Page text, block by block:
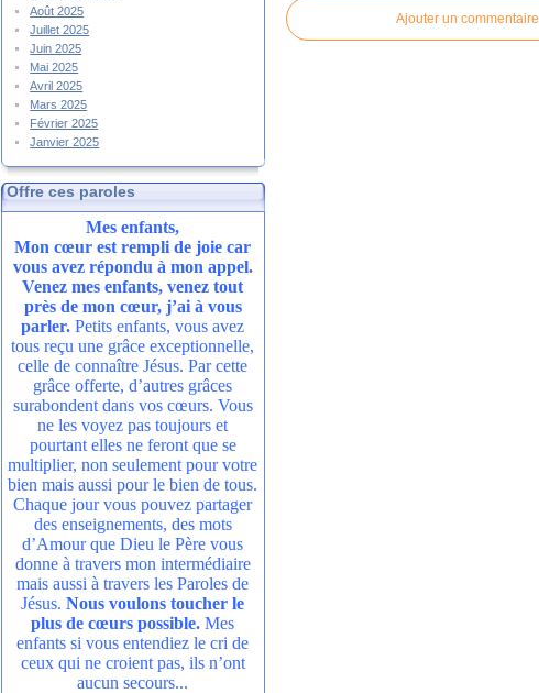
Août 2025
Juillet 2025
Juin 2025
Mai 2025
Avril 2025
Mars 2025
Février 2025
Janvier 2025
Offre ces paroles
Mes enfants,
Mon cœur est rempli de joie car
vous avez répondu à mon appel.
Venez mes enfants, venez tout
près de mon cœur, j’ai à vous
parler. Petits enfants, vous avez
tous reçu une grâce exceptionnelle,
celle de connaître Jésus. Par cette
grâce offerte, d’autres grâces
surabondent dans vos cœurs. Vous
ne les voyez pas toujours et
pourtant elles ne feront que se
multiplier, non seulement pour votre
bien mais aussi pour le bien de tous.
Chaque jour vous pouvez partager
des enseignements, des mots
d’Amour que Dieu le Père vous
donne à travers mon intermédiaire
mais aussi à travers les Paroles de
Jésus.Nous voulons toucher le
plus de cœurs possible. Mes
enfants si vous entendiez le cri de
ceux qui ne croient pas, ils n’ont
aucun secours...
Ajouter un commentaire